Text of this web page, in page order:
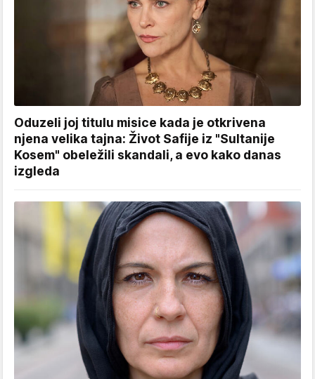
Oduzeli joj titulu misice kada je otkrivena
njena velika tajna: Život Safije iz "Sultanije
Kosem" obeležili skandali, a evo kako danas
izgleda